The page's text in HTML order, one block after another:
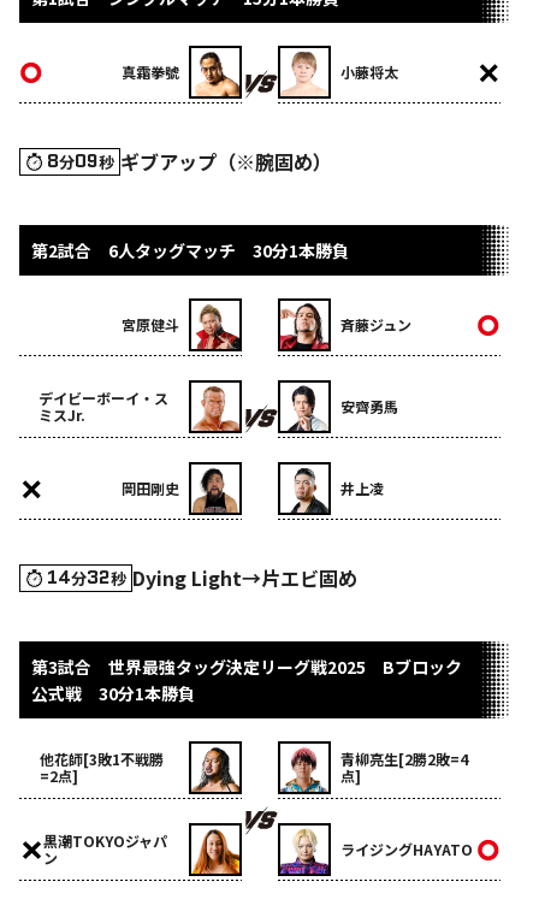
真霜拳號 小藤将太
8分09秒 ギブアップ（※腕固め）
第2試合 6人タッグマッチ 30分1本勝負
宮原健斗
デイビーボーイ・ス
ミスJr.
岡田剛史
斉藤ジュン
安齊勇馬
井上凌
14分32秒 Dying Light→片エビ固め
第3試合 世界最強タッグ決定リーグ戦2025 Bブロック
公式戦 30分1本勝負
他花師[3敗1不戦勝
=2点]
黒潮TOKYOジャパ
ン
青柳亮生[2勝2敗=4
点]
ライジングHAYATO